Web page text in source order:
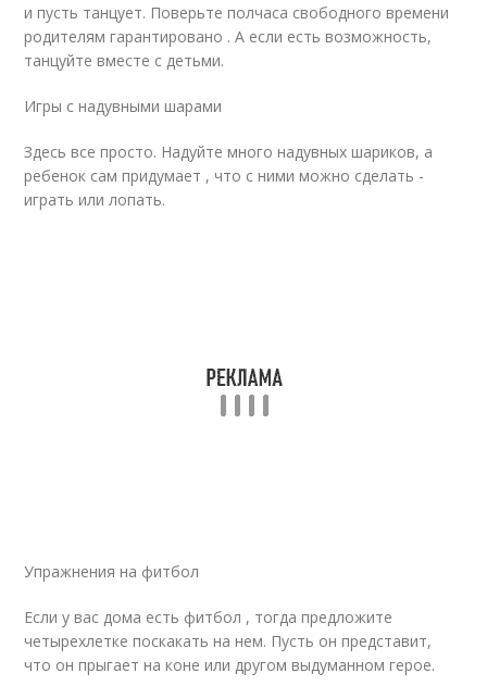
и пусть танцует. Поверьте полчаса свободного времени
родителям гарантировано . А если есть возможность,
танцуйте вместе с детьми.
Игры с надувными шарами
Здесь все просто. Надуйте много надувных шариков, а
ребенок сам придумает , что с ними можно сделать -
играть или лопать.
Упражнения на фитбол
Если у вас дома есть фитбол , тогда предложите
четырехлетке поскакать на нем. Пусть он представит,
что он прыгает на коне или другом выдуманном герое.